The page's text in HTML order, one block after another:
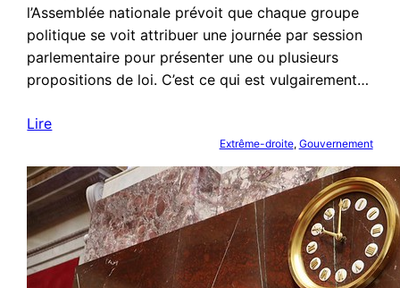
l’Assemblée nationale prévoit que chaque groupe
politique se voit attribuer une journée par session
parlementaire pour présenter une ou plusieurs
propositions de loi. C’est ce qui est vulgairement…
Lire
Extrême-droite, Gouvernement